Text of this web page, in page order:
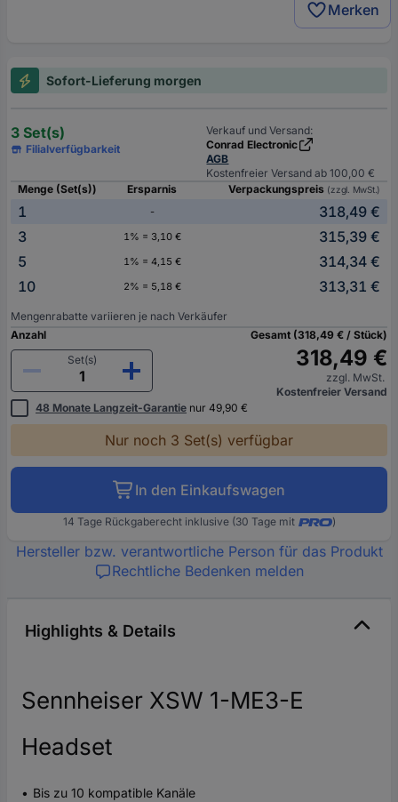
Merken
Sofort-Lieferung morgen
3 Set(s)
Filialverfügbarkeit
Verkauf und Versand:
Conrad Electronic
AGB
Kostenfreier Versand ab 100,00 €
Menge (Set(s))
Ersparnis Verpackungspreis (zzgl. MwSt.)
1 -
318,49 €
3
1% = 3,10 €
315,39 €
5
1% = 4,15 €
314,34 €
10
2% = 5,18 € 313,31 €
Mengenrabatte variieren je nach Verkäufer
Anzahl
Set(s)
Gesamt (318,49 € / Stück)
318,49 €
zzgl. MwSt.
Kostenfreier Versand
48 Monate Langzeit-Garantie nur 49,90 €
Nur noch 3 Set(s) verfügbar
In den Einkaufswagen
14 Tage Rückgaberecht inklusive (30 Tage mit )
Hersteller bzw. verantwortliche Person für das Produkt
Rechtliche Bedenken melden
Highlights & Details
Sennheiser XSW 1-ME3-E
Headset
Bis zu 10 kompatible Kanäle